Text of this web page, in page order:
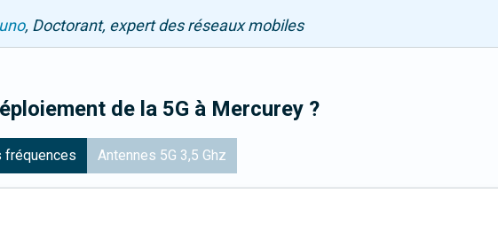
, Doctorant, expert des réseaux mobiles
de la 5G à Mercurey ?
fréquences Antennes 5G 3,5 Ghz